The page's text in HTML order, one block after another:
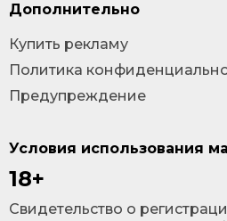
Условия использования
18+
Cвидетельство о
Дополнительно
Купить рекламу
Политика
Предупреждение